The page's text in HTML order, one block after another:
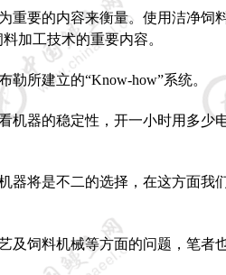
重要的内容来衡量。使用洁净饲
加工技术的重要内容。
勒所建立的“Know-how”系统。
机器的稳定性，开一小时用多少
器将是不二的选择，在这方面我
及饲料机械等方面的问题，笔者